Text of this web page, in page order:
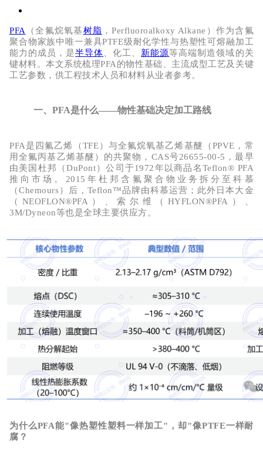
PFA （全氟烷氧基树脂 ，Perfluoroalkoxy Alkane）作为含氟
聚合物家族中唯一兼具PTFE级耐化学性与热塑性可熔融加工
能力 的成员，是半导体 、化工、 新能源等高端制造领域的关
键材料。本文系统梳理PFA的物性基础、主流成型工艺及关键
工艺参数，供工程技术人员和材料从业者参考。
一、PFA是什么——物性基础决定加工路线
PFA是 四氟乙烯（TFE）与全氟烷氧基乙烯基醚（PPVE，常
用全氟丙基乙烯基醚）的共聚物 ， CAS号26655-00-5 ，最早
由美国杜邦（DuPont）公司于1972年 以商品名Teflon® PFA
推向市场。2015年杜邦含氟聚合物业务拆分至科慕
（Chemours） 后， Teflon™品牌由科慕运营；此外日本大金
（NEOFLON®PFA）、索尔维（HYFLON®PFA）、
3M/Dyneon等也是全球主要供应方。
为什么PFA能"像热塑性塑料一样加工"，却"像PTFE一样耐
腐？